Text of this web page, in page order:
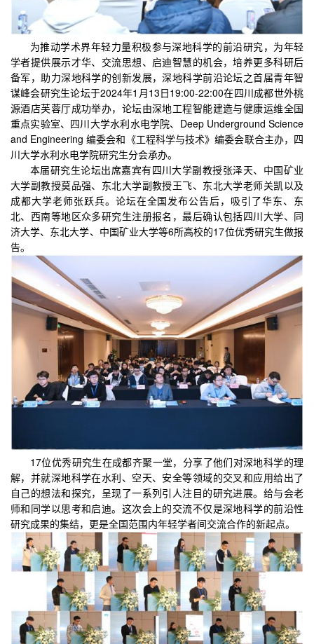
为推动学术界年轻力量积极参与深地科学的前沿研究，为年轻
学者提供展示才华、交流思想、启迪智慧的机会，培养更多科研后
备军，助力深地科学的创新发展，深地科学前沿论坛之首届青年智
谋峰会研究生论坛于2024年1月13日19:00-22:00在四川成都世外桃
源酒店芙蓉厅成功举办，论坛由深地工程智能建造与健康运维全国
重点实验室、四川大学水利水电学院、Deep Underground Science
and Engineering 编委会和《工程科学与技术》编委会联合主办，四
川大学水利水电学院研究生分会承办。
本届研究生论坛出席嘉宾有四川大学副教授张泽天、中国矿业
大学副教授莫品强、东北大学副教授王飞、东北大学老师关凯以及
成都大学老师张跃兵。论坛在全国发布公告后，吸引了华东、东
北、西南等地区众多研究生注册报名，最后确认包括四川大学、同
济大学、东北大学、中国矿业大学等6所高校的17位优秀研究生做报
告。
17位优秀研究生在成都齐聚一堂，分享了他们对深地科学的理
解，并就深地科学在水利、空天、安全等领域的交叉和应用给出了
自己的想法和探究，呈现了一系列引人注目的研究进展。给与会老
师和同学以思考和启迪。这次会上的交流不仅是深地科学的前沿性
研究成果的集结，更是全国范围内年轻学者间交流合作的新起点。